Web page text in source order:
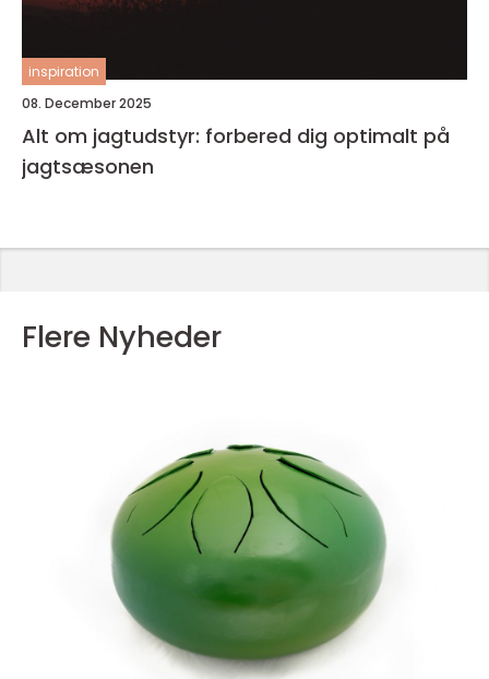
inspiration
08. December 2025
Alt om jagtudstyr: forbered dig optimalt på
jagtsæsonen
Flere Nyheder